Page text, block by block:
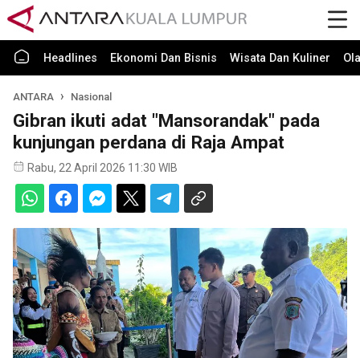
Headlines Ekonomi Dan Bisnis Wisata Dan Kuliner
ANTARA Nasional
Gibran ikuti adat "Mansorandak" pada
kunjungan perdana di Raja Ampat
Rabu, 22 April 2026 11:30 WIB